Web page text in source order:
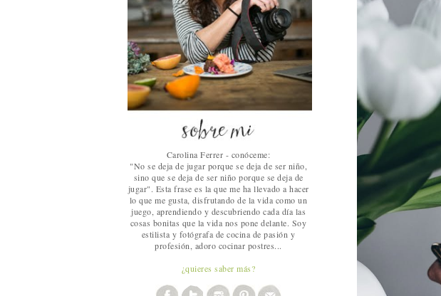
Carolina Ferrer - conóceme:
"No se deja de jugar porque se deja de ser niño,
sino que se deja de ser niño porque se deja de
jugar". Esta frase es la que me ha llevado a hacer
lo que me gusta, disfrutando de la vida como un
juego, aprendiendo y descubriendo cada día las
cosas bonitas que la vida nos pone delante. Soy
estilista y fotógrafa de cocina de pasión y
profesión, adoro cocinar postres...
¿quieres saber más?